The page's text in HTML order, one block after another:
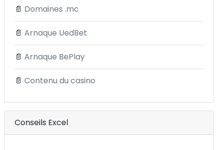
📄 Domaines .mc
📄 Arnaque UedBet
📄 Arnaque BePlay
📄 Contenu du casino
Conseils Excel